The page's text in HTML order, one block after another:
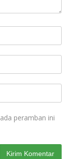
peramban ini